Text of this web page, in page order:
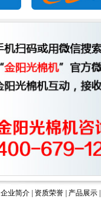
企业简介| 资质荣誉| 产品展示